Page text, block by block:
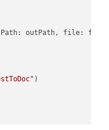
outPath, file: file.
)